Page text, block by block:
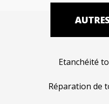
Etanchéité
Réparation de